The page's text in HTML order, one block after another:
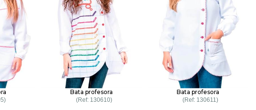
Bata profesora
130610
Bata profesora
130611